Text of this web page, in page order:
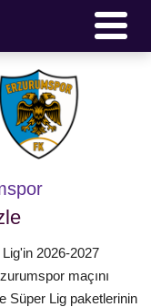
2026-2027
maçını
Süper Lig paketlerinin